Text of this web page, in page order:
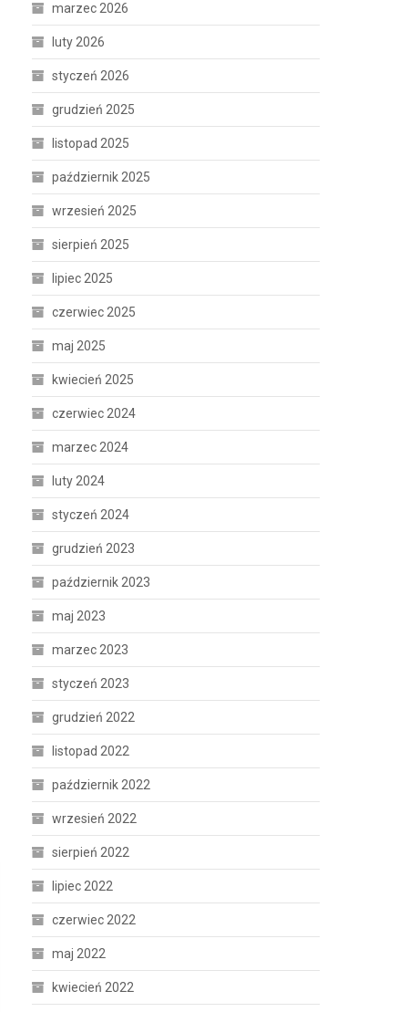
marzec 2026
luty 2026
styczeń 2026
grudzień 2025
listopad 2025
październik 2025
wrzesień 2025
sierpień 2025
lipiec 2025
czerwiec 2025
maj 2025
kwiecień 2025
czerwiec 2024
marzec 2024
luty 2024
styczeń 2024
grudzień 2023
październik 2023
maj 2023
marzec 2023
styczeń 2023
grudzień 2022
listopad 2022
październik 2022
wrzesień 2022
sierpień 2022
lipiec 2022
czerwiec 2022
maj 2022
kwiecień 2022